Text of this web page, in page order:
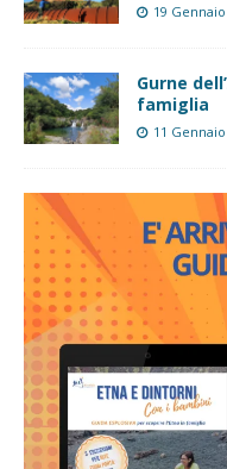
19 Gennaio
Gurne
famiglia
11 Gennaio